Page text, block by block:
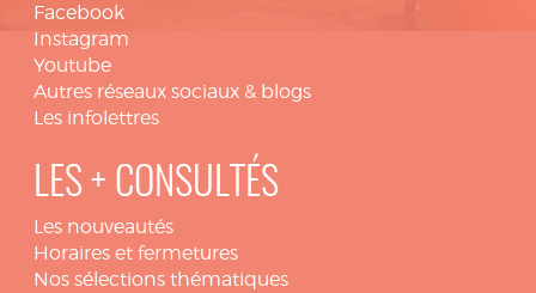
Facebook
Instagram
Youtube
Autres réseaux sociaux & blogs
Les infolettres
LES + CONSULTÉS
Les nouveautés
Horaires et fermetures
Nos sélections thématiques